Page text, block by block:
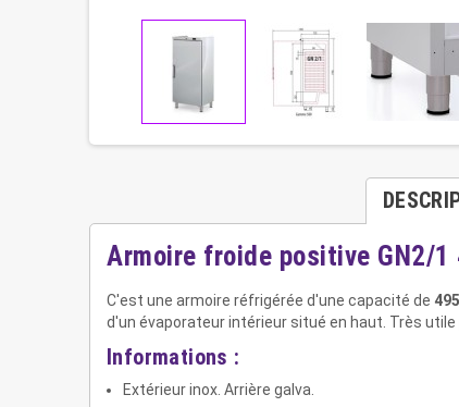
Armoire froide positive GN2/1
C'est une armoire réfrigérée d'une capacité de
d'un évaporateur intérieur situé en haut. Très
Informations :
Extérieur inox. Arrière galva.